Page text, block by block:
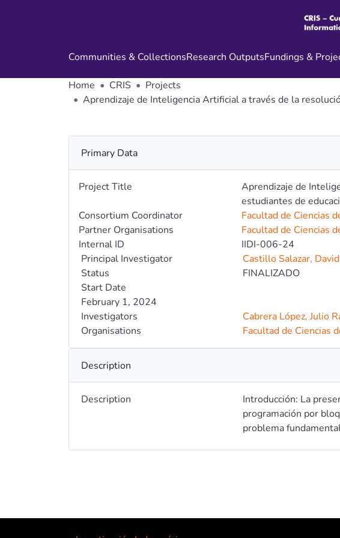
Communities & CollectionsResearch OutputsFundings &
Home CRIS
Projects
Aprendizaje de Inteligencia Artificial a través de la
Primary Data
Project Title
Aprendizaje de
estudiantes de
Consortium Coordinator
Facultad de Ciencias
Partner Organisations
Facultad de Ciencias
Internal ID
IIDI-006-24
Principal Investigator
Castillo Salazar,
Status
FINALIZADO
Start Date
February 1, 2024
Investigators
Cabrera López, Julio
Organisations
Facultad de Ciencias
Description
Description
Introducción: La
programación por
problema